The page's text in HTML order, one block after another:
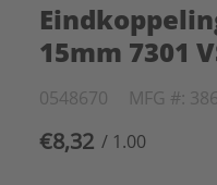
15mm 7301
0548670 MFG #:
€8,32 / 1.00